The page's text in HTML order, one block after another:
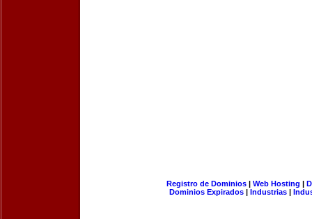
Registro de Dominios| Web Hosting |
Dominios Expirados | Industrias |